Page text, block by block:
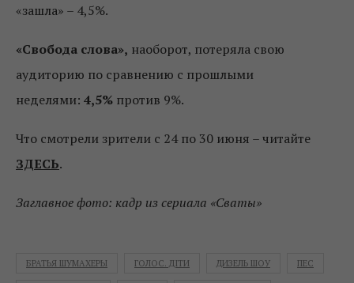
«зашла» – 4,5%.
«Свобода слова», наоборот, потеряла свою
аудиторию по сравнению с прошлыми
неделями: 4,5% против 9%.
Что смотрели зрители с 24 по 30 июня – читайте
ЗДЕСЬ.
Заглавное фото: кадр из сериала «Сваты»
БРАТЬЯ ШУМАХЕРЫ ГОЛОС. ДІТИ ДИЗЕЛЬ ШОУ ПЕС